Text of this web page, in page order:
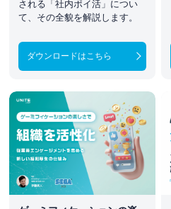
される「社内ポイ活」につい
て、その全貌を解説します。
ダウンロードはこちら